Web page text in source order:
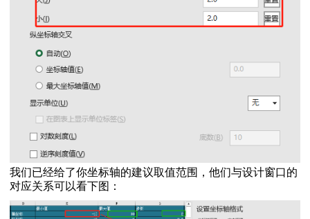
我们已经给了你坐标轴的建议取值范围，他们与设计窗口的
对应关系可以看下图：